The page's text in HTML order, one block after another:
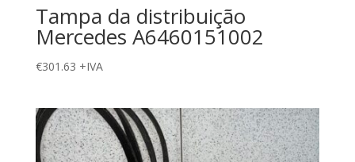
Tampa da distribuição
Mercedes A6460151002
€301.63 +IVA